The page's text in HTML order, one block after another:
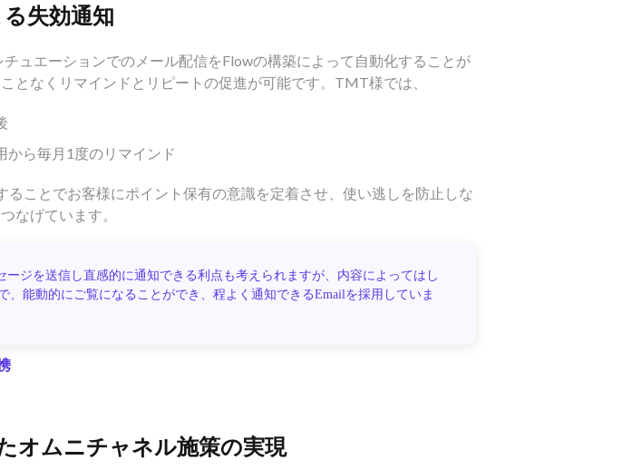
失効通知
ュエーションでのメール配信をFlowの構築によって自動化することが
となくリマインドとリピートの促進が可能です。TMT様では、
から毎月1度のリマインド
ることでお客様にポイント保有の意識を定着させ、使い逃しを防止しな
なげています。
ージを送信し直感的に通知できる利点も考えられますが、内容によってはし
、能動的にご覧になることができ、程よく通知できるEmailを採用していま
オムニチャネル施策の実現